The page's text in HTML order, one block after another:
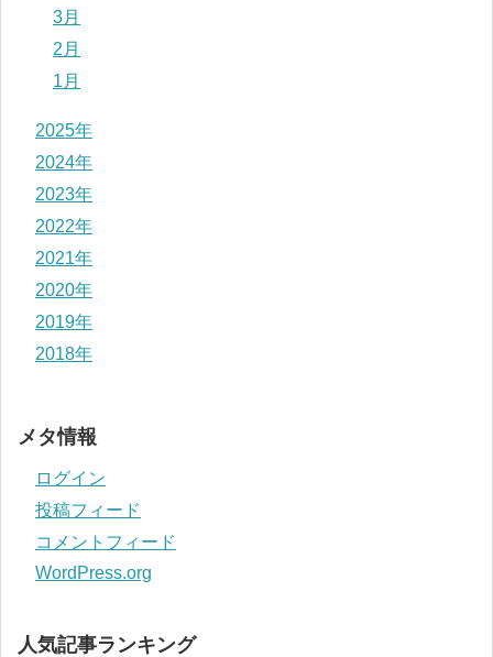
3月
2月
1月
2025年
2024年
2023年
2022年
2021年
2020年
2019年
2018年
メタ情報
ログイン
投稿フィード
コメントフィード
WordPress.org
人気記事ランキング